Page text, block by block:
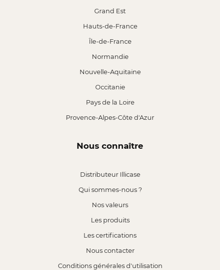
Grand Est
Hauts-de-France
Île-de-France
Normandie
Nouvelle-Aquitaine
Occitanie
Pays de la Loire
Provence-Alpes-Côte d'Azur
Nous connaître
Distributeur Illicase
Qui sommes-nous ?
Nos valeurs
Les produits
Les certifications
Nous contacter
Conditions générales d'utilisation